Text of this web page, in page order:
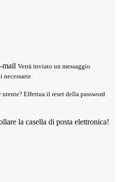
mail Verrà inviato un messaggio
Effettua il reset della password
la casella di posta elettronica!